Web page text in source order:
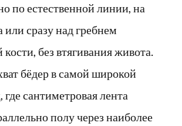
по естественной линии, на
или сразу над гребнем
без втягивания живота.
бёдер в самой широкой
где сантиметровая лента
полу через наиболее